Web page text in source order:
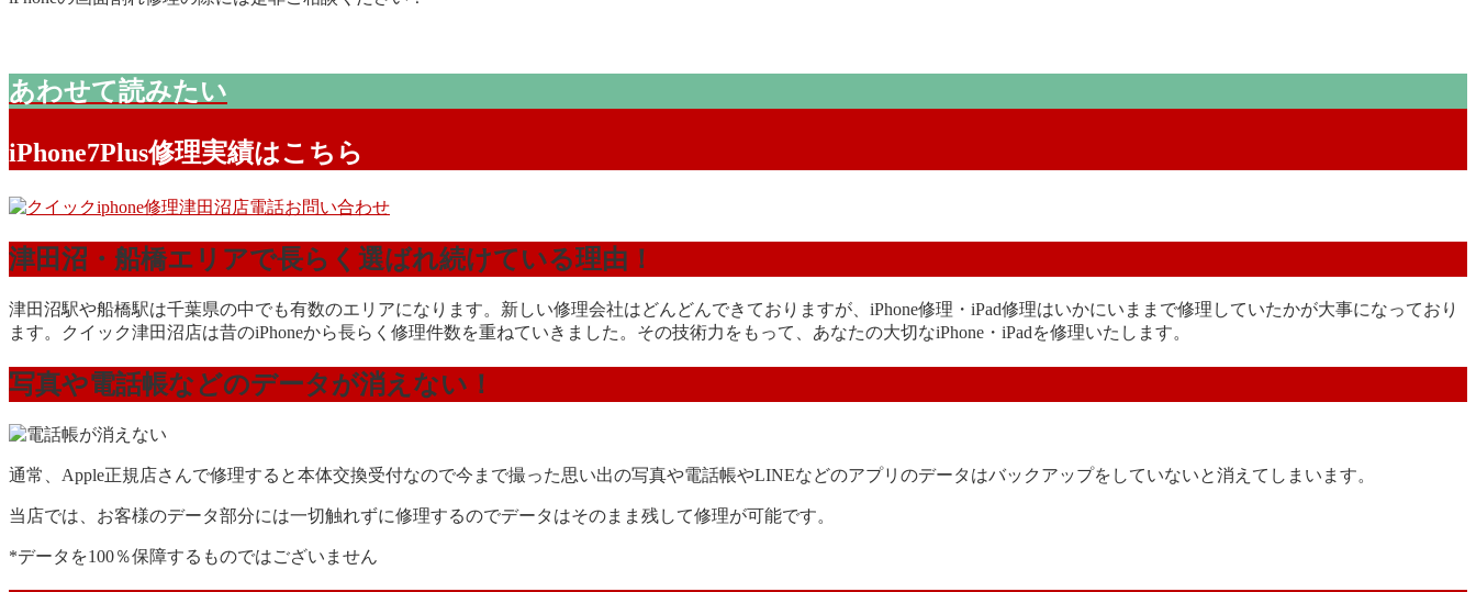
あわせて読みたい
iPhone7Plus修理実績はこちら
津田沼・船橋エリアで長らく選ばれ続けている理由！
津田沼駅や船橋駅は千葉県の中でも有数のエリアになります。新しい修理会社はどんどんできておりますが、iPhone修理・iPad修理はいかにいままで修理していたかが大事になっており
ます。クイック津田沼店は昔のiPhoneから長らく修理件数を重ねていきました。その技術力をもって、あなたの大切なiPhone・iPadを修理いたします。
写真や電話帳などのデータが消えない！
通常、Apple正規店さんで修理すると本体交換受付なので今まで撮った思い出の写真や電話帳やLINEなどのアプリのデータはバックアップをしていないと消えてしまいます。
当店では、お客様のデータ部分には一切触れずに修理するのでデータはそのまま残して修理が可能です。
*データを100％保障するものではございません